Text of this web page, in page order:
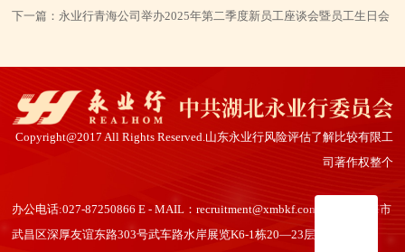
下一篇：永业行青海公司举办2025年第二季度新员工座谈会暨员工生日会
Copyright@2017 All Rights Reserved.山东永业行风险评估了解比较有限工
司著作权整个
办公电话:027-87250866 E - MAIL：recruitment@xmbkf.com 网址：上海市
武昌区深厚友谊东路303号武车路水岸展览K6-1栋20—23层